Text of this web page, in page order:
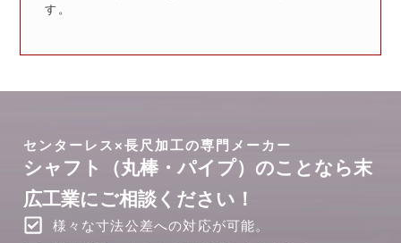
す。
センターレス×長尺加工の専門メーカー
シャフト（丸棒・パイプ）のことなら末
広工業にご相談ください！
様々な寸法公差への対応が可能。